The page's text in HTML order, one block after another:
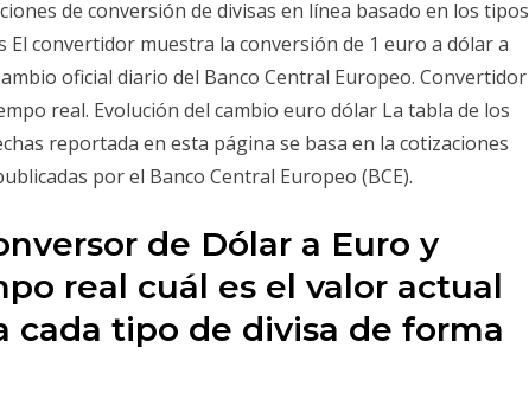
de conversión de divisas en línea basado en los tipos
El convertidor muestra la conversión de 1 euro a dólar a
oficial diario del Banco Central Europeo. Convertidor
real. Evolución del cambio euro dólar La tabla de los
reportada en esta página se basa en la cotizaciones
por el Banco Central Europeo (BCE).
de Dólar a Euro y
real cuál es el valor actual
cada tipo de divisa de forma